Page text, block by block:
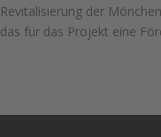
Revitalisierung der
das für das Projekt eine